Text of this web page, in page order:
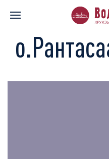
Главная Каталог экскурсий